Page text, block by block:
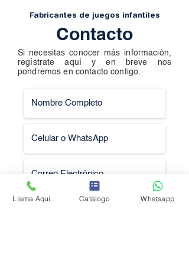
Fabricantes de juegos infantiles
Contacto
Si necesitas conocer más información,
regístrate aquí y en breve nos
pondremos en contacto contigo.
Llama Aquí Catálogo Whatsapp